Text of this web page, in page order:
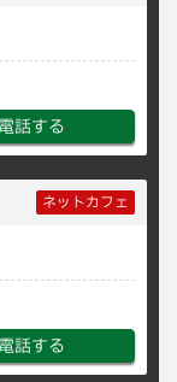
電話する
ネットカフェ
電話する